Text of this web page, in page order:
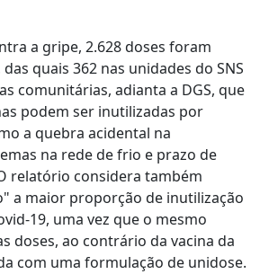
a gripe, 2.628 doses foram
quais 362 nas unidades do SNS
comunitárias, adianta a DGS, que
podem ser inutilizadas por
a quebra acidental na
na rede de frio e prazo de
relatório considera também
a maior proporção de inutilização
19, uma vez que o mesmo
doses, ao contrário da vacina da
com uma formulação de unidose.